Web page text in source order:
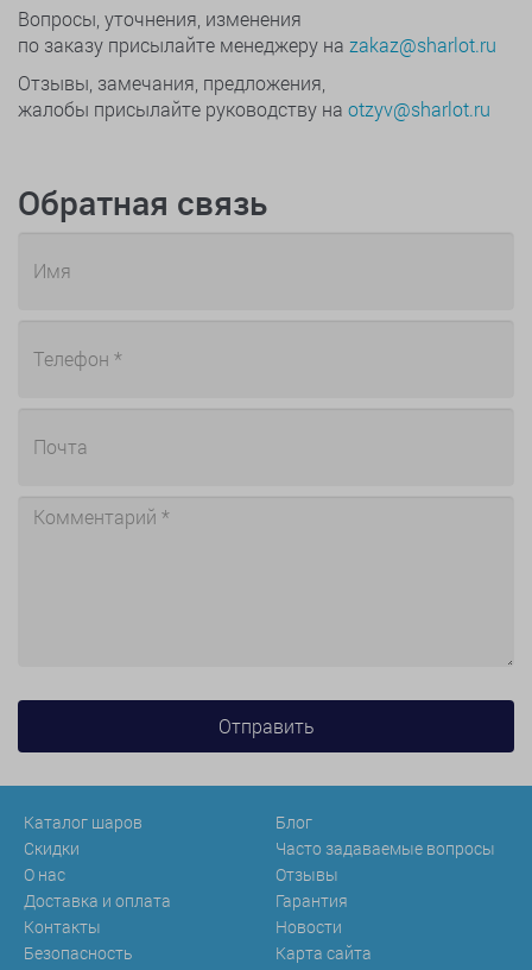
Вопросы, уточнения, изменения
по заказу присылайте менеджеру на zakaz@sharlot.ru
Отзывы, замечания, предложения,
жалобы присылайте руководству на otzyv@sharlot.ru
Обратная связь
Каталог шаров
Скидки
О нас
Доставка и оплата
Контакты
Безопасность
Блог
Часто задаваемые вопросы
Отзывы
Гарантия
Новости
Карта сайта